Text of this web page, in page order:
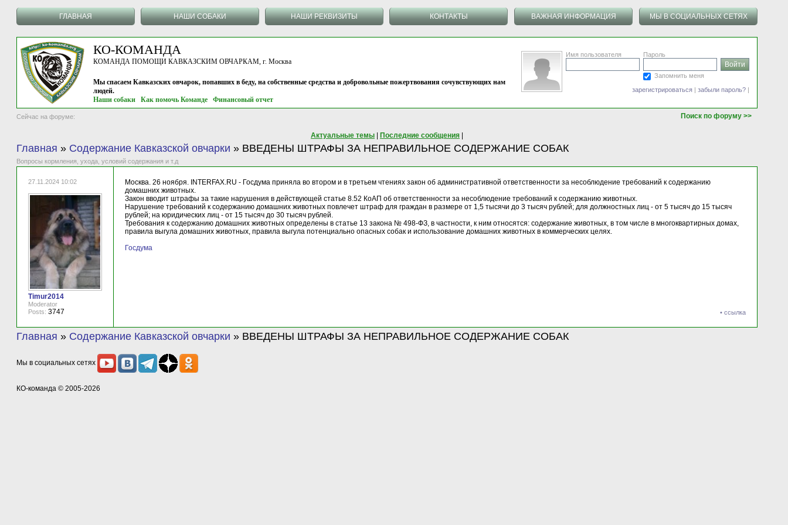
ГЛАВНАЯ НАШИ СОБАКИ НАШИ РЕКВИЗИТЫ КОНТАКТЫ ВАЖНАЯ ИНФОРМАЦИЯ МЫ В СОЦИАЛЬНЫХ СЕТЯХ
КО-КОМАНДА
КОМАНДА ПОМОЩИ КАВКАЗСКИМ ОВЧАРКАМ, г. Москва
Мы спасаем Кавказских овчарок, попавших в беду, на собственные средства и добровольные пожертвования сочувствующих нам
людей.
Наши собаки
Как помочь Команде Финансовый отчет
Имя пользователя Пароль
Запомнить меня
зарегистрироваться | забыли пароль? |
Сейчас на форуме: Поиск по форуму >>
Актуальные темы Последние сообщения
Главная » Содержание Кавказской овчарки » ВВЕДЕНЫ ШТРАФЫ ЗА НЕПРАВИЛЬНОЕ СОДЕРЖАНИЕ СОБАК
Вопросы кормления, ухода, условий содержания и т.д
27.11.2024 10:02
Timur2014
Moderator
Posts: 3747
Москва. 26 ноября. INTERFAX.RU - Госдума приняла во втором и в третьем чтениях закон об административной ответственности за несоблюдение требований к содержанию
домашних животных.
Закон вводит штрафы за такие нарушения в действующей статье 8.52 КоАП об ответственности за несоблюдение требований к содержанию животных.
Нарушение требований к содержанию домашних животных повлечет штраф для граждан в размере от 1,5 тысячи до 3 тысяч рублей; для должностных лиц - от 5 тысяч до 15 тысяч
рублей; на юридических лиц - от 15 тысяч до 30 тысяч рублей.
Требования к содержанию домашних животных определены в статье 13 закона № 498-ФЗ, в частности, к ним относятся: содержание животных, в том числе в многоквартирных домах,
правила выгула домашних животных, правила выгула потенциально опасных собак и использование домашних животных в коммерческих целях.
Госдума
• ссылка
Главная » Содержание Кавказской овчарки » ВВЕДЕНЫ ШТРАФЫ ЗА НЕПРАВИЛЬНОЕ СОДЕРЖАНИЕ СОБАК
Мы в социальных сетях
КО-команда © 2005-2026